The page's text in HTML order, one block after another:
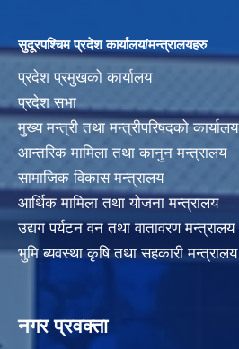
सुदूरपश्चिम प्रदेश कार्यालय/मन्त्रालयहरु
प्रदेश प्रमुखको कार्यालय
प्रदेश सभा
मुख्य मन्त्री तथा मन्त्रीपरिषदको कार्यालय
आन्तरिक मामिला तथा कानुन मन्त्रालय
सामाजिक विकास मन्त्रालय
आर्थिक मामिला तथा योजना मन्त्रालय
उद्यग पर्यटन वन तथा वातावरण मन्त्रालय
भुमि ब्यवस्था कृषि तथा सहकारी मन्त्रालय
नगर प्रवक्ता